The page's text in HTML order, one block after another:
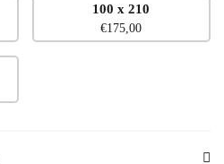
100 x 210
€175,00